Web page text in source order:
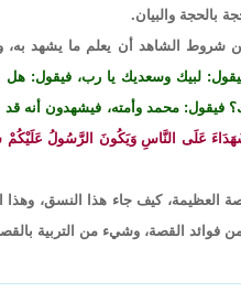
بالحجة والبيان.
شروط الشاهد أن يعلم ما يشهد به،
لبيك وسعديك يا رب، فيقول: هل
فيقول: محمد وأمته، فيشهدون أنه
عَلَى النَّاسِ وَيَكُونَ الرَّسُولُ عَلَيْكُمْ
العظيمة، كيف جاء هذا النسق، وهذا
فوائد القصة، وشيء من التربية